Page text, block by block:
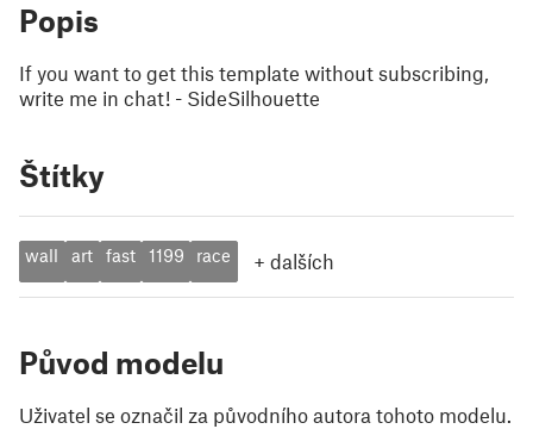
Popis
If you want to get this template without subscribing,
write me in chat! - SideSilhouette
Štítky
wall art fast 1199 race + dalších
Původ modelu
Uživatel se označil za původního autora tohoto modelu.